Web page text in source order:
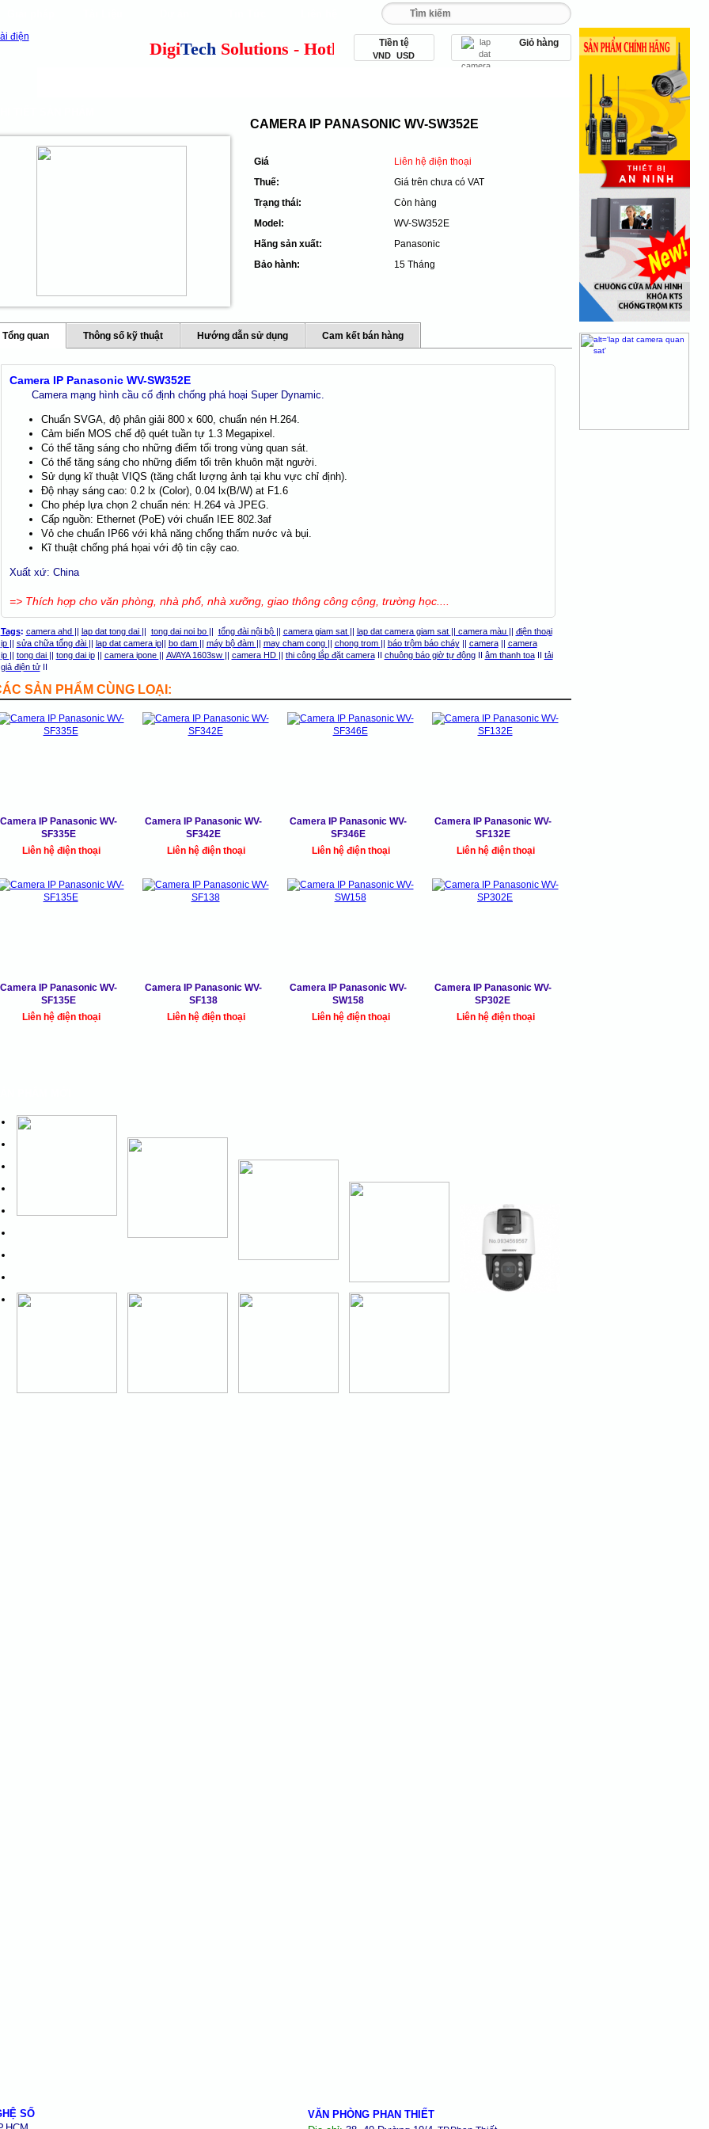
cns
our clients DigiTech Solutions - Hotline: 093 456 9 567
Tiền tệ
VND USD
Giỏ hàng
CAMERA IP PANASONIC WV-SW352E
Giá
Thuế:
Trạng thái:
Model:
Hãng sản xuất:
Bảo hành:
Liên hệ điện thoại
Giá trên chưa có VAT
Còn hàng
WV-SW352E
Panasonic
15 Tháng
Tổng quan Thông số kỹ thuật Hướng dẫn sử dụng Cam kết bán hàng
Camera IP Panasonic WV-SW352E
Camera mạng hình cầu cố định chống phá hoại Super Dynamic.
Chuẩn SVGA, độ phân giải 800 x 600, chuẩn nén H.264.
Cảm biến MOS chế độ quét tuần tự 1.3 Megapixel.
Có thể tăng sáng cho những điểm tối trong vùng quan sát.
Có thể tăng sáng cho những điểm tối trên khuôn mặt người.
Sử dụng kĩ thuật VIQS (tăng chất lượng ảnh tại khu vực chỉ định).
Độ nhạy sáng cao: 0.2 lx (Color), 0.04 lx(B/W) at F1.6
Cho phép lựa chọn 2 chuẩn nén: H.264 và JPEG.
Cấp nguồn: Ethernet (PoE) với chuẩn IEE 802.3af
Vỏ che chuẩn IP66 với khả năng chống thấm nước và bụi.
Kĩ thuật chống phá họai với độ tin cậy cao.
Xuất xứ: China
=> Thích hợp cho văn phòng, nhà phố, nhà xưỡng, giao thông công cộng, trường học....
Tags: camera ahd || lap dat tong dai || tong dai noi bo || tổng đài nội bộ || camera giam sat || lap dat camera giam sat || camera màu || điện thoại
ip || sửa chữa tổng đài || lap dat camera ip|| bo dam || máy bộ đàm || may cham cong || chong trom || báo trộm báo cháy|| camera|| camera
ip || tong dai || tong dai ip|| camera ipone || AVAYA 1603sw || camera HD || thi công lắp đặt cameraII chuông báo giờ tự độngII âm thanh toa II tải
giả điện tửII
SẢN PHẨM CÙNG LOẠI:
Camera IP Panasonic WV-
SF335E
Liên hệ điện thoại
Camera IP Panasonic WV-
SF342E
Liên hệ điện thoại
Camera IP Panasonic WV-
SF346E
Liên hệ điện thoại
Camera IP Panasonic WV-
SF132E
Liên hệ điện thoại
Camera IP Panasonic WV-
SF135E
Liên hệ điện thoại
Camera IP Panasonic WV-
SF138
Liên hệ điện thoại
Camera IP Panasonic WV-
SW158
Liên hệ điện thoại
Camera IP Panasonic WV-
SP302E
Liên hệ điện thoại
SỐ
VĂN PHÒNG PHAN THIẾT